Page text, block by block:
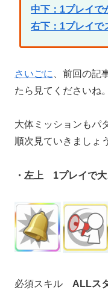
中下：1プレイで
右下：1プレイで
さいごに
、前回の記
たら見てくださいね。
大体ミッションもパ
順次見ていきましょ
・左上 1プレイで大
必須スキル ALLス